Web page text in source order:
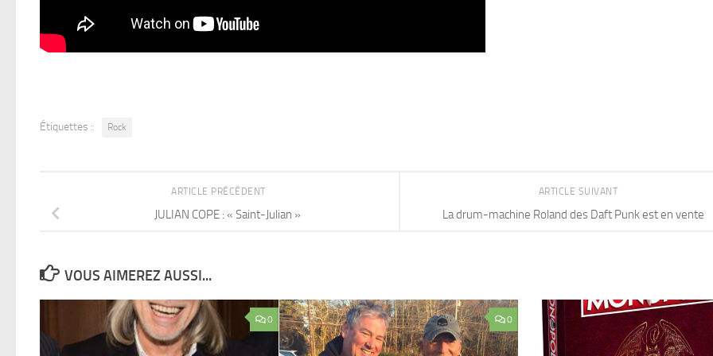
Étiquettes : Rock
ARTICLE SUIVANT
La drum-machine Roland des Daft Punk est en vente
ARTICLE PRÉCÉDENT
JULIAN COPE : « Saint-Julian »
VOUS AIMEREZ AUSSI...
0 0